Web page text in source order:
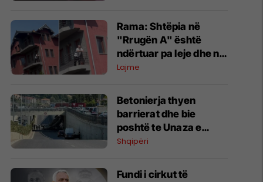
Rama: Shtëpia në
"Rrugën A" është
ndërtuar pa leje dhe në
pronë komunale
Lajme
Betonierja thyen
barrierat dhe bie
poshtë te Unaza e
Madhe në Tiranë,
Shqipëri
Fundi i cirkut të